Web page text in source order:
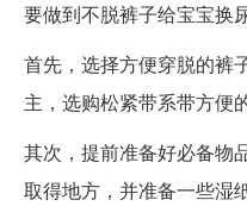
要做到不脱裤子给宝宝换
首先，选择方便穿脱的裤
主，选购松紧带系带方便
其次，提前准备好必备物
取得地方，并准备一些湿